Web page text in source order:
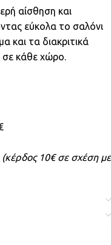
αίσθηση και
εύκολα το σαλόνι
και τα διακριτικά
σε κάθε χώρο.
(κέρδος 10€ σε σχέση με